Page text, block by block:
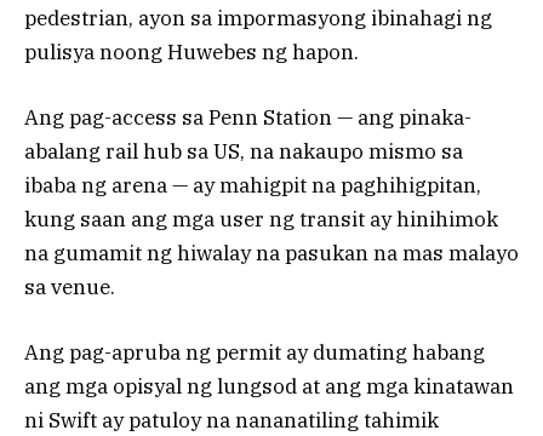
pedestrian, ayon sa impormasyong ibinahagi ng
pulisya noong Huwebes ng hapon.
Ang pag-access sa Penn Station — ang pinaka-
abalang rail hub sa US, na nakaupo mismo sa
ibaba ng arena — ay mahigpit na paghihigpitan,
kung saan ang mga user ng transit ay hinihimok
na gumamit ng hiwalay na pasukan na mas malayo
sa venue.
Ang pag-apruba ng permit ay dumating habang
ang mga opisyal ng lungsod at ang mga kinatawan
ni Swift ay patuloy na nananatiling tahimik